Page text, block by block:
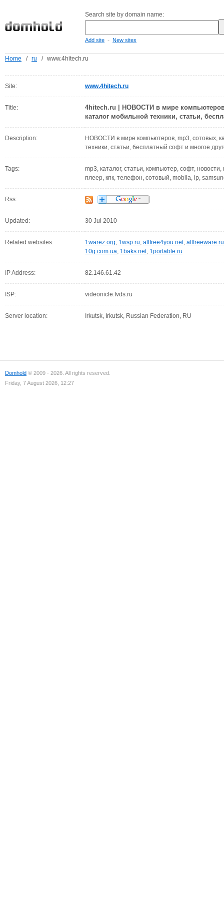
Search site by domain name:
Add site - New sites
Home / ru / www.4hitech.ru
Site: www.4hitech.ru
Title:
4hitech.ru | НОВОСТИ в мире
каталог мобильной техники, статьи,
Description:
НОВОСТИ в мире компьютеров, mp3, сотовых,
техники, статьи, бесплатный софт и многое
Tags:
mp3, каталог, статьи, компьютер, софт,
плеер, кпк, телефон, сотовый, mobila, ip,
Rss:
Updated: 30 Jul 2010
Related websites: 1warez.org, 1wsp.ru, allfree4you.net, allfreeware.ru
10g.com.ua, 1baks.net, 1portable.ru
IP Address: 82.146.61.42
ISP: videonicle.fvds.ru
Server location: Irkutsk, Irkutsk, Russian Federation, RU
Domhold © 2009 - 2026. All rights reserved.
Friday, 7 August 2026, 12:27